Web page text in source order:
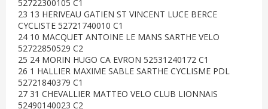
52722300105 C1
23 13 HERIVEAU GATIEN ST VINCENT LUCE BERCE
CYCLISTE 52721740010 C1
24 10 MACQUET ANTOINE LE MANS SARTHE VELO
52722850529 C2
25 24 MORIN HUGO CA EVRON 52531240172 C1
26 1 HALLIER MAXIME SABLE SARTHE CYCLISME PDL
52721840379 C1
27 31 CHEVALLIER MATTEO VELO CLUB LIONNAIS
52490140023 C2